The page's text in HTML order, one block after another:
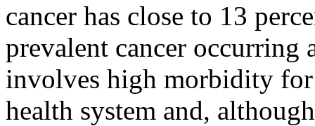
cancer has close to 13
prevalent cancer
involves high morbidity
health system and,